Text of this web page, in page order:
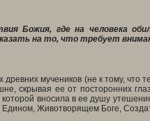
Божия, где на человека
на то, что требует
мучеников (не к тому, что
скрывая ее от посторонних
вносила в ее душу
Животворящем Боге,